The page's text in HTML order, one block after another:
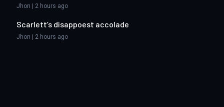
Jhon | 2 hours ago
Scarlett’s disappoest accolade
Jhon | 2 hours ago